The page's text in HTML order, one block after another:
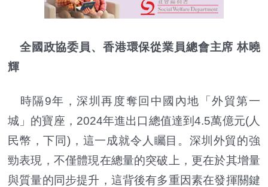
全國政協委員、香港環保從業員總會主席 林曉
輝
時隔9年，深圳再度奪回中國內地「外貿第一
城」的寶座，2024年進出口總值達到4.5萬億元(人
民幣，下同)，這一成就令人矚目。深圳外貿的強
勁表現，不僅體現在總量的突破上，更在於其增量
與質量的同步提升，這背後有多重因素在發揮關鍵